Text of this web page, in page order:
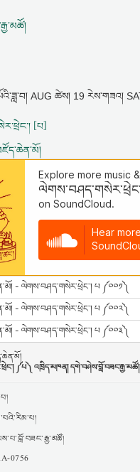
AUG ཚེས། 19 རེས་གཟའ།
[པ]
0756